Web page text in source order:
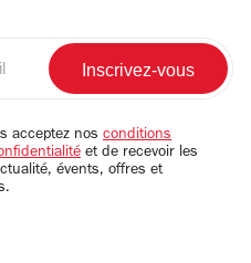
acceptez nos conditions
et de recevoir les
évents, offres et